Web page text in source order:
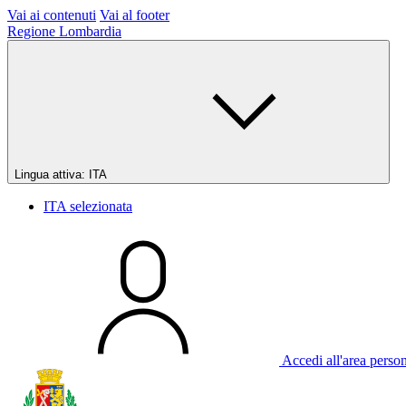
Vai ai contenuti Vai al footer
Regione Lombardia
Lingua attiva: ITA
ITA selezionata
Accedi all'area